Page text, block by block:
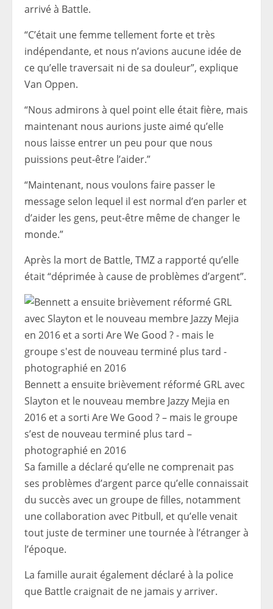
arrivé à Battle.
“C’était une femme tellement forte et très
indépendante, et nous n’avions aucune idée de
ce qu’elle traversait ni de sa douleur”, explique
Van Oppen.
“Nous admirons à quel point elle était fière, mais
maintenant nous aurions juste aimé qu’elle
nous laisse entrer un peu pour que nous
puissions peut-être l’aider.”
“Maintenant, nous voulons faire passer le
message selon lequel il est normal d’en parler et
d’aider les gens, peut-être même de changer le
monde.”
Après la mort de Battle, TMZ a rapporté qu’elle
était “déprimée à cause de problèmes d’argent”.
Bennett a ensuite brièvement réformé GRL avec
Slayton et le nouveau membre Jazzy Mejia en
2016 et a sorti Are We Good ? – mais le groupe
s’est de nouveau terminé plus tard –
photographié en 2016
Sa famille a déclaré qu’elle ne comprenait pas
ses problèmes d’argent parce qu’elle connaissait
du succès avec un groupe de filles, notamment
une collaboration avec Pitbull, et qu’elle venait
tout juste de terminer une tournée à l’étranger à
l’époque.
La famille aurait également déclaré à la police
que Battle craignait de ne jamais y arriver.